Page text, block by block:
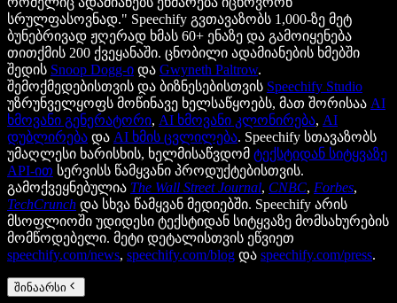
სრულფასოვნად." Speechify გვთავაზობს 1,000-ზე მეტ
ბუნებრივად ჟღერად ხმას 60+ ენაზე და გამოიყენება
თითქმის 200 ქვეყანაში. ცნობილი ადამიანების ხმებში
შედის Snoop Dogg-ი და Gwyneth Paltrow.
შემოქმედებისთვის და ბიზნესებისთვის Speechify Studio
უზრუნველყოფს მოწინავე ხელსაწყოებს, მათ შორისაა AI
ხმოვანი გენერატორი, AI ხმოვანი კლონირება, AI
დუბლირება და AI ხმის ცვლილება. Speechify სთავაზობს
უმაღლესი ხარისხის, ხელმისაწვდომ ტექსტიდან სიტყვაზე
API-ით სერვისს წამყვანი პროდუქტებისთვის.
გამოქვეყნებულია The Wall Street Journal, CNBC, Forbes,
TechCrunch და სხვა წამყვან მედიებში. Speechify არის
მსოფლიოში უდიდესი ტექსტიდან სიტყვაზე მომსახურების
მომწოდებელი. მეტი დეტალისთვის ეწვიეთ
speechify.com/news, speechify.com/blog და speechify.com/press.
შინაარსი